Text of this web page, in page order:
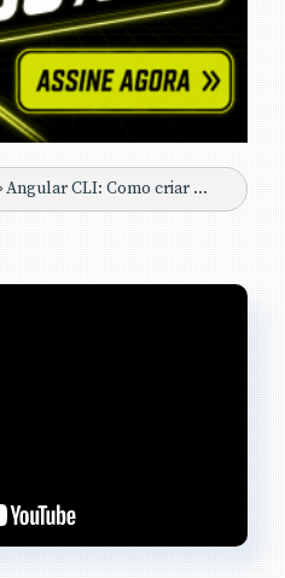
Angular CLI: Como criar e executar um projeto Angular